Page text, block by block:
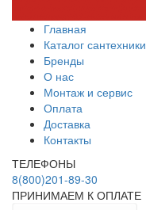
Главная
Каталог сантехники
Бренды
О нас
Монтаж и сервис
Оплата
Доставка
Контакты
ТЕЛЕФОНЫ
8(800)201-89-30
ПРИНИМАЕМ К ОПЛАТЕ